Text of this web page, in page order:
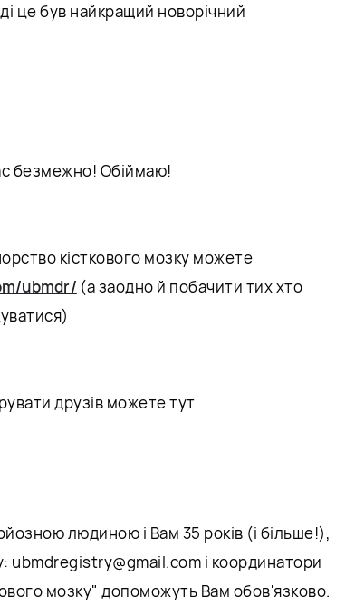
це був найкращий новорічний
безмежно! Обіймаю!
кісткового мозку можете
ubmdr/ (а заодно й побачити тих хто
друзів можете тут
людиною і Вам 35 років (і більше!),
ubmdregistry@gmail.com і координатори
мозку" допоможуть Вам обов'язково.